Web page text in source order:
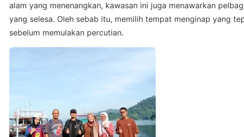
alam yang menenangkan, kawasan ini juga menawarkan
yang selesa. Oleh sebab itu, memilih tempat menginap yang
sebelum memulakan percutian.